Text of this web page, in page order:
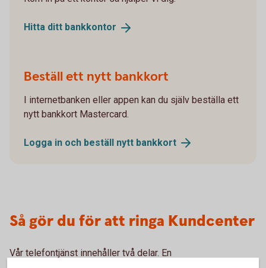
Hitta ditt bankkontor
Beställ ett nytt bankkort
I internetbanken eller appen kan du själv beställa ett
nytt bankkort Mastercard.
Logga in och beställ nytt bankkort
Så gör du för att ringa Kundcenter
Vår telefontjänst innehåller två delar. En